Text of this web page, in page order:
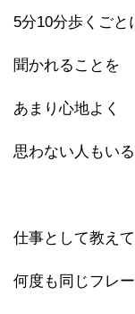
5分10分歩くごと
聞かれることを
あまり心地よく
思わない人もいる
仕事として教えて
何度も同じフレ